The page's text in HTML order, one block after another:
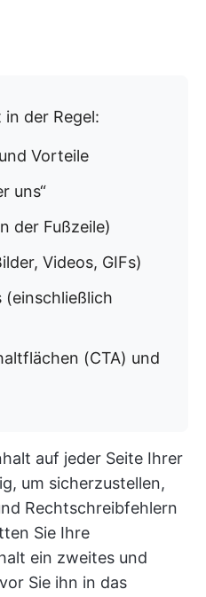
in der Regel:
Vorteile
uns“
der Fußzeile)
Videos, GIFs)
(einschließlich
(CTA) und
auf jeder Seite Ihrer
um sicherzustellen,
Rechtschreibfehlern
Sie Ihre
ein zweites und
Sie ihn in das